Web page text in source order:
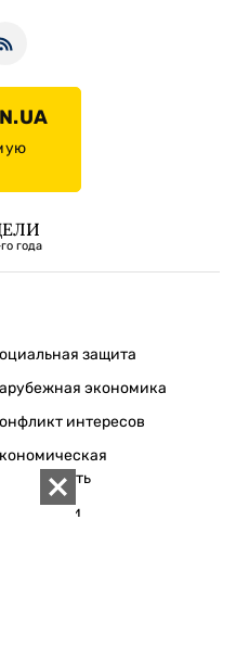
года
защита
экономика
интересов